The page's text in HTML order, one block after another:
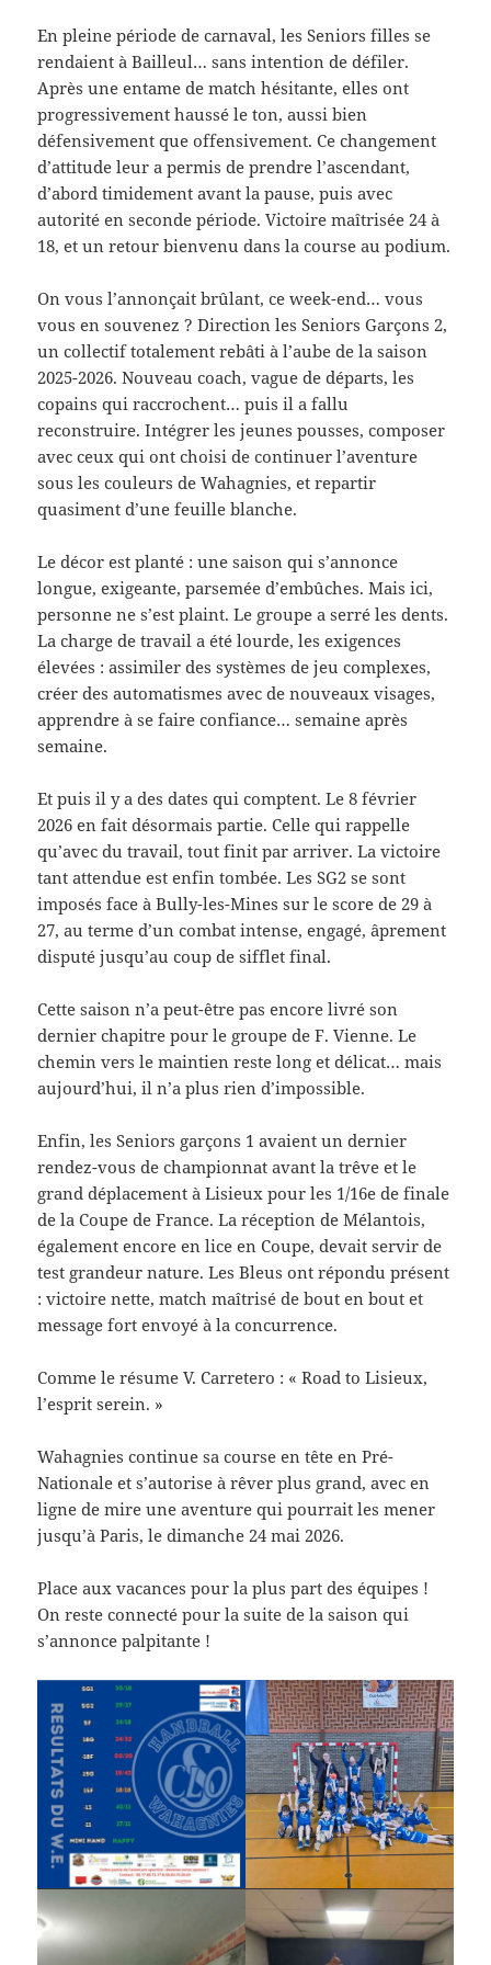
En pleine période de carnaval, les Seniors filles se
rendaient à Bailleul… sans intention de défiler.
Après une entame de match hésitante, elles ont
progressivement haussé le ton, aussi bien
défensivement que offensivement. Ce changement
d’attitude leur a permis de prendre l’ascendant,
d’abord timidement avant la pause, puis avec
autorité en seconde période. Victoire maîtrisée 24 à
18, et un retour bienvenu dans la course au podium.
On vous l’annonçait brûlant, ce week-end… vous
vous en souvenez ? Direction les Seniors Garçons 2,
un collectif totalement rebâti à l’aube de la saison
2025-2026. Nouveau coach, vague de départs, les
copains qui raccrochent… puis il a fallu
reconstruire. Intégrer les jeunes pousses, composer
avec ceux qui ont choisi de continuer l’aventure
sous les couleurs de Wahagnies, et repartir
quasiment d’une feuille blanche.
Le décor est planté : une saison qui s’annonce
longue, exigeante, parsemée d’embûches. Mais ici,
personne ne s’est plaint. Le groupe a serré les dents.
La charge de travail a été lourde, les exigences
élevées : assimiler des systèmes de jeu complexes,
créer des automatismes avec de nouveaux visages,
apprendre à se faire confiance… semaine après
semaine.
Et puis il y a des dates qui comptent. Le 8 février
2026 en fait désormais partie. Celle qui rappelle
qu’avec du travail, tout finit par arriver. La victoire
tant attendue est enfin tombée. Les SG2 se sont
imposés face à Bully-les-Mines sur le score de 29 à
27, au terme d’un combat intense, engagé, âprement
disputé jusqu’au coup de sifflet final.
Cette saison n’a peut-être pas encore livré son
dernier chapitre pour le groupe de F. Vienne. Le
chemin vers le maintien reste long et délicat… mais
aujourd’hui, il n’a plus rien d’impossible.
Enfin, les Seniors garçons 1 avaient un dernier
rendez-vous de championnat avant la trêve et le
grand déplacement à Lisieux pour les 1/16e de finale
de la Coupe de France. La réception de Mélantois,
également encore en lice en Coupe, devait servir de
test grandeur nature. Les Bleus ont répondu présent
: victoire nette, match maîtrisé de bout en bout et
message fort envoyé à la concurrence.
Comme le résume V. Carretero : « Road to Lisieux,
l’esprit serein. »
Wahagnies continue sa course en tête en Pré-
Nationale et s’autorise à rêver plus grand, avec en
ligne de mire une aventure qui pourrait les mener
jusqu’à Paris, le dimanche 24 mai 2026.
Place aux vacances pour la plus part des équipes !
On reste connecté pour la suite de la saison qui
s’annonce palpitante !